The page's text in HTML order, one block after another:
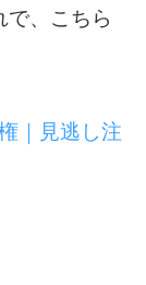
で、こちら
｜見逃し注